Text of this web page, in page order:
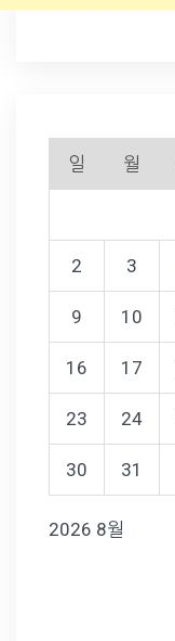
2026 8월
일 월
2 3
9 10
16 17
23 24
30 31